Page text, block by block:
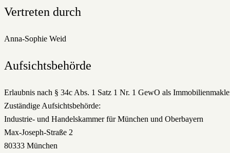
Vertreten durch
Anna-Sophie Weid
Aufsichtsbehörde
Erlaubnis nach § 34c Abs. 1 Satz 1 Nr. 1 GewO als
Zuständige Aufsichtsbehörde:
Industrie- und Handelskammer für München und Oberbayern
Max-Joseph-Straße 2
80333 München